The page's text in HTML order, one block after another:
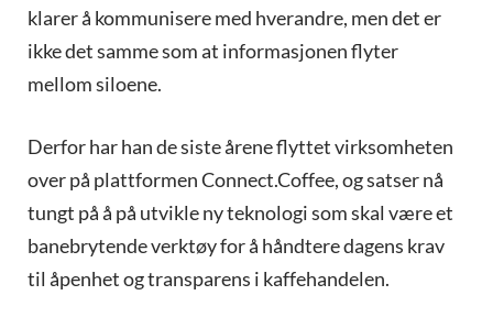
klarer å kommunisere med hverandre, men det er
ikke det samme som at informasjonen flyter
mellom siloene.
Derfor har han de siste årene flyttet virksomheten
over på plattformen Connect.Coffee, og satser nå
tungt på å på utvikle ny teknologi som skal være et
banebrytende verktøy for å håndtere dagens krav
til åpenhet og transparens i kaffehandelen.